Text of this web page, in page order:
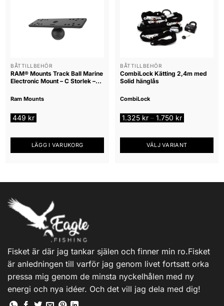
BÅTTILLBEHÖR
RAM® Mounts Track Ball Marine
Electronic Mount – C Storlek –
Ram Mounts
449 kr
LÄGG I VARUKORG
BÅTTILLBEHÖR
CombiLock Kätting 2,4m med
Solid hänglås
CombiLock
1.325 kr – 1.750 krPrisintervall:
1.325 kr
1.750 kr
VÄLJ VARIANT
kan
väljas
på
produktsidan
Fisket är där jag tankar själen och finner min ro.Fisket
är anledningen till varför jag genom livet fortsatt orka
pressa mig genom de minsta nyckelhålen med ny
energi och nya idéer. Och det vill jag dela med dig!